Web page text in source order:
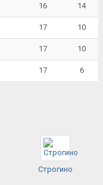
16 14
17 10
17 10
17 6
Строгино